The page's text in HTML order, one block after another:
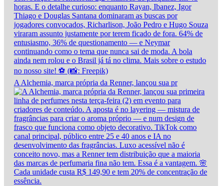
A Alchemia, marca própria da Renner, lançou sua pr